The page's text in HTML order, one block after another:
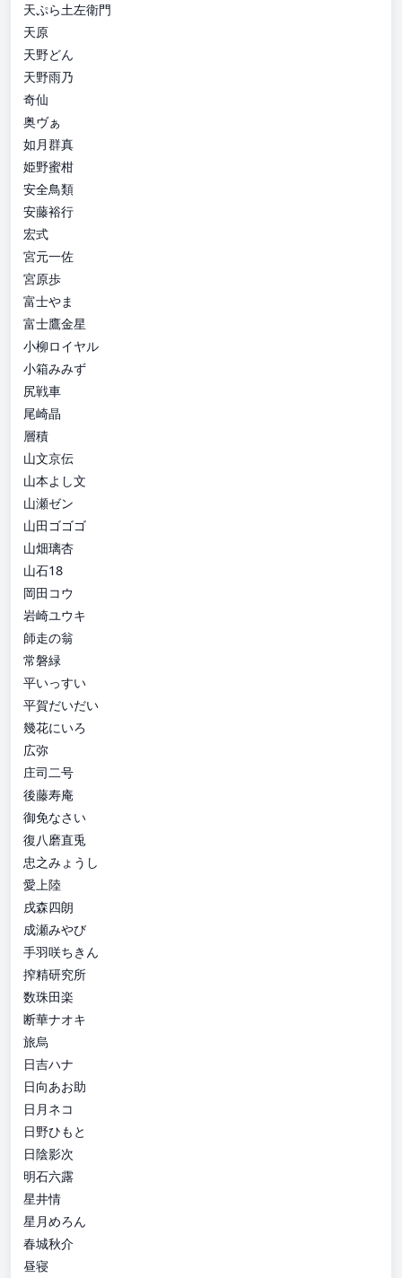
天ぷら土左衛門
天原
天野どん
天野雨乃
奇仙
奥ヴぁ
如月群真
姫野蜜柑
安全鳥類
安藤裕行
宏式
宮元一佐
宮原歩
富士やま
富士鷹金星
小柳ロイヤル
小箱みみず
尻戦車
尾崎晶
層積
山文京伝
山本よし文
山瀬ゼン
山田ゴゴゴ
山畑璃杏
山石18
岡田コウ
岩崎ユウキ
師走の翁
常磐緑
平いっすい
平賀だいだい
幾花にいろ
広弥
庄司二号
後藤寿庵
御免なさい
復八磨直兎
忠之みょうし
愛上陸
戌森四朗
成瀬みやび
手羽咲ちきん
搾精研究所
数珠田楽
断華ナオキ
旅烏
日吉ハナ
日向あお助
日月ネコ
日野ひもと
日陰影次
明石六露
星井情
星月めろん
春城秋介
昼寝